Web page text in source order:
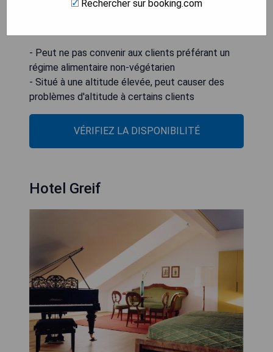
les familles
- Peut ne pas convenir aux clients préférant un
régime alimentaire non-végétarien
- Situé à une altitude élevée, peut causer des
problèmes d'altitude à certains clients
VÉRIFIEZ LA DISPONIBILITÉ
Hotel Greif
Rechercher sur booking.com